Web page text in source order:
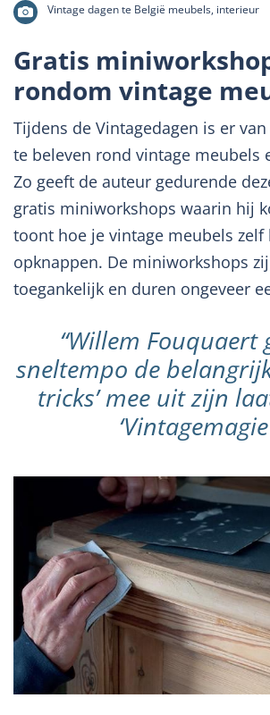
Vintage dagen te België meubels, interieur
Gratis
rondom vintage
Tijdens de Vintagedagen is er
te beleven rond vintage meubels
Zo geeft de auteur gedurende
gratis miniworkshops waarin hij
toont hoe je vintage meubels zelf
opknappen. De miniworkshops
toegankelijk en duren ongeveer
“Willem Fouquaert
sneltempo de
tricks’ mee uit zijn